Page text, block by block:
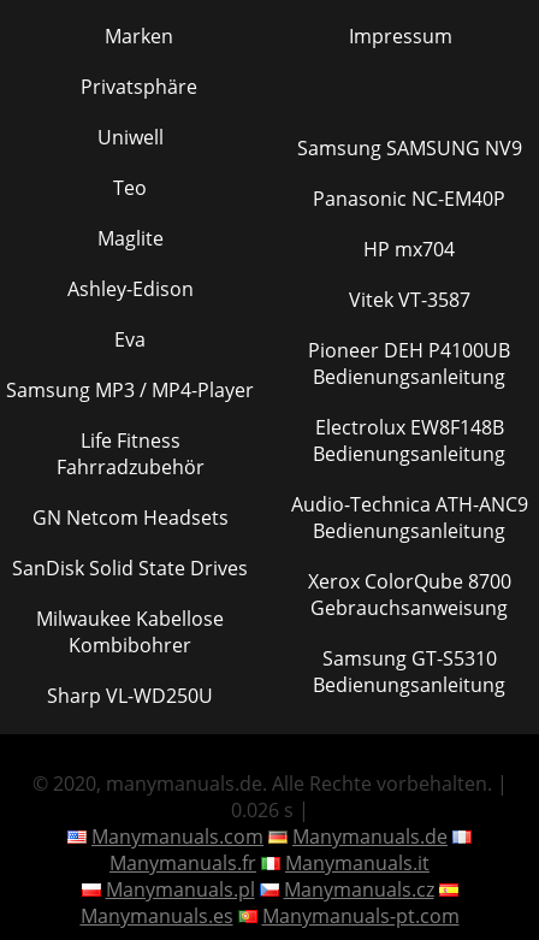
Marken
Privatsphäre
Impressum
Uniwell
Teo
Maglite
Ashley-Edison
Eva
Samsung MP3 / MP4-Player
Life Fitness
Fahrradzubehör
GN Netcom Headsets
SanDisk Solid State Drives
Milwaukee Kabellose
Kombibohrer
Sharp VL-WD250U
Samsung SAMSUNG NV9
Panasonic NC-EM40P
HP mx704
Vitek VT-3587
Pioneer DEH P4100UB
Bedienungsanleitung
Electrolux EW8F148B
Bedienungsanleitung
Audio-Technica ATH-ANC9
Bedienungsanleitung
Xerox ColorQube 8700
Gebrauchsanweisung
Samsung GT-S5310
Bedienungsanleitung
© 2020, manymanuals.de. Alle Rechte vorbehalten. |
0.026 s |
Manymanuals.com
Manymanuals.de
Manymanuals.fr
Manymanuals.it
Manymanuals.pl
Manymanuals.cz
Manymanuals.es
Manymanuals-pt.com